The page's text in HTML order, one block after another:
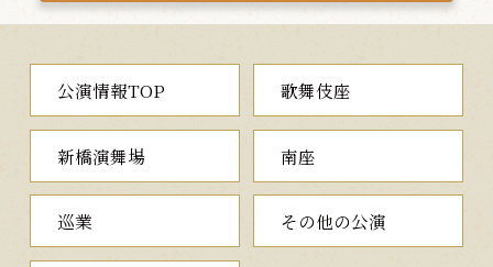
党仲間で弟分の暗闇の丑松に呼び止められます。二人はお互いの
す。三千歳が別れるのならいっそうのこと殺してと訴えるところ
へ寮番の喜兵衛が現れ、直次郎に早く逃げるようにと勧めます。
直次郎は駆けつけた追手を振り払い…。
余所事の浄瑠璃「忍逢春雪解」を巧みに用いた河竹黙阿弥の名
夜の部
公演情報TOP 歌舞伎座
新橋演舞場 南座
巡業 その他の公演